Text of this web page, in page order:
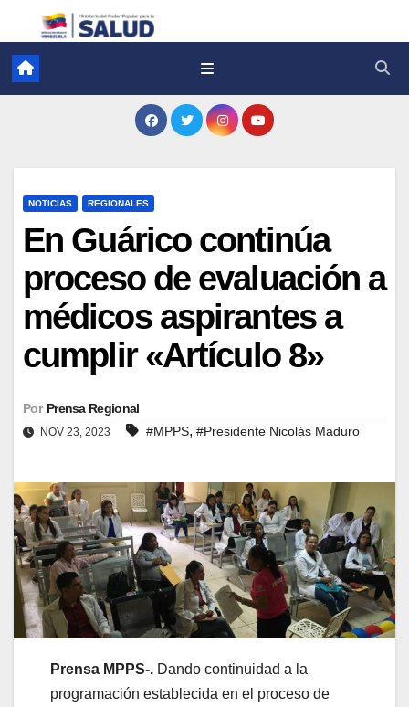
NOTICIAS REGIONALES
En Guárico continúa
proceso de evaluación a
médicos aspirantes a
cumplir «Artículo 8»
Por Prensa Regional
NOV 23, 2023 #MPPS, #Presidente Nicolás Maduro
Prensa MPPS-. Dando continuidad a la
programación establecida en el proceso de